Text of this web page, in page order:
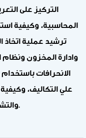
التركيز على
المحاسبية، وكيفية
ترشيد عملية اتخاذ
وادارة المخزون
الانحرافات
علي التكاليف،
والتشغيلية، وكيفية تسعير التحويلات الداخلية.